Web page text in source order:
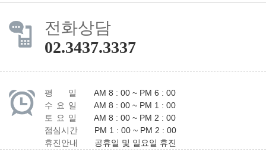
■ 개인정보의 수집 및 이용목적
병원은 수집한 개인정보를 다음의 목적을 위해 활용합니다.
이외로는 사용되지 않으며 이용 목적이 변경될 시에는 사전
작성자명, 핸드폰번호 : 서비스 이용에 따른 본인 식별에 이용,
게시판 내 게시글 등록 및 확인(수정,삭제)
SMS 서비스 수신 : 고지사항 전달, 불만처리 등을 위한 원활한
의사소통 경로의 확보, 상담 답변 및 확인 안내
전화상담
02.3437.3337
평 일
AM 8 : 00 ~ PM 6 : 00
수 요 일
AM 8 : 00 ~ PM 1 : 00
토 요 일
AM 8 : 00 ~ PM 2 : 00
점심시간
PM 1 : 00 ~ PM 2 : 00
휴진안내
공휴일 및 일요일 휴진